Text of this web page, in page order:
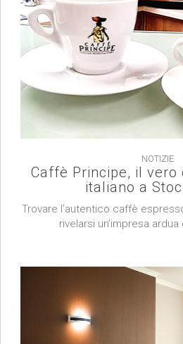
NOTIZIE
Caffè Principe, il
italiano a
Trovare l’autentico caffè
rivelarsi un’impresa